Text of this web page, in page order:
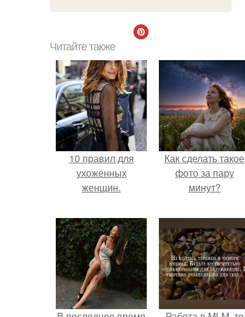
Читайте также
10 правил для
ухоженных
женщин.
Как сделать такое
фото за пару
минут?